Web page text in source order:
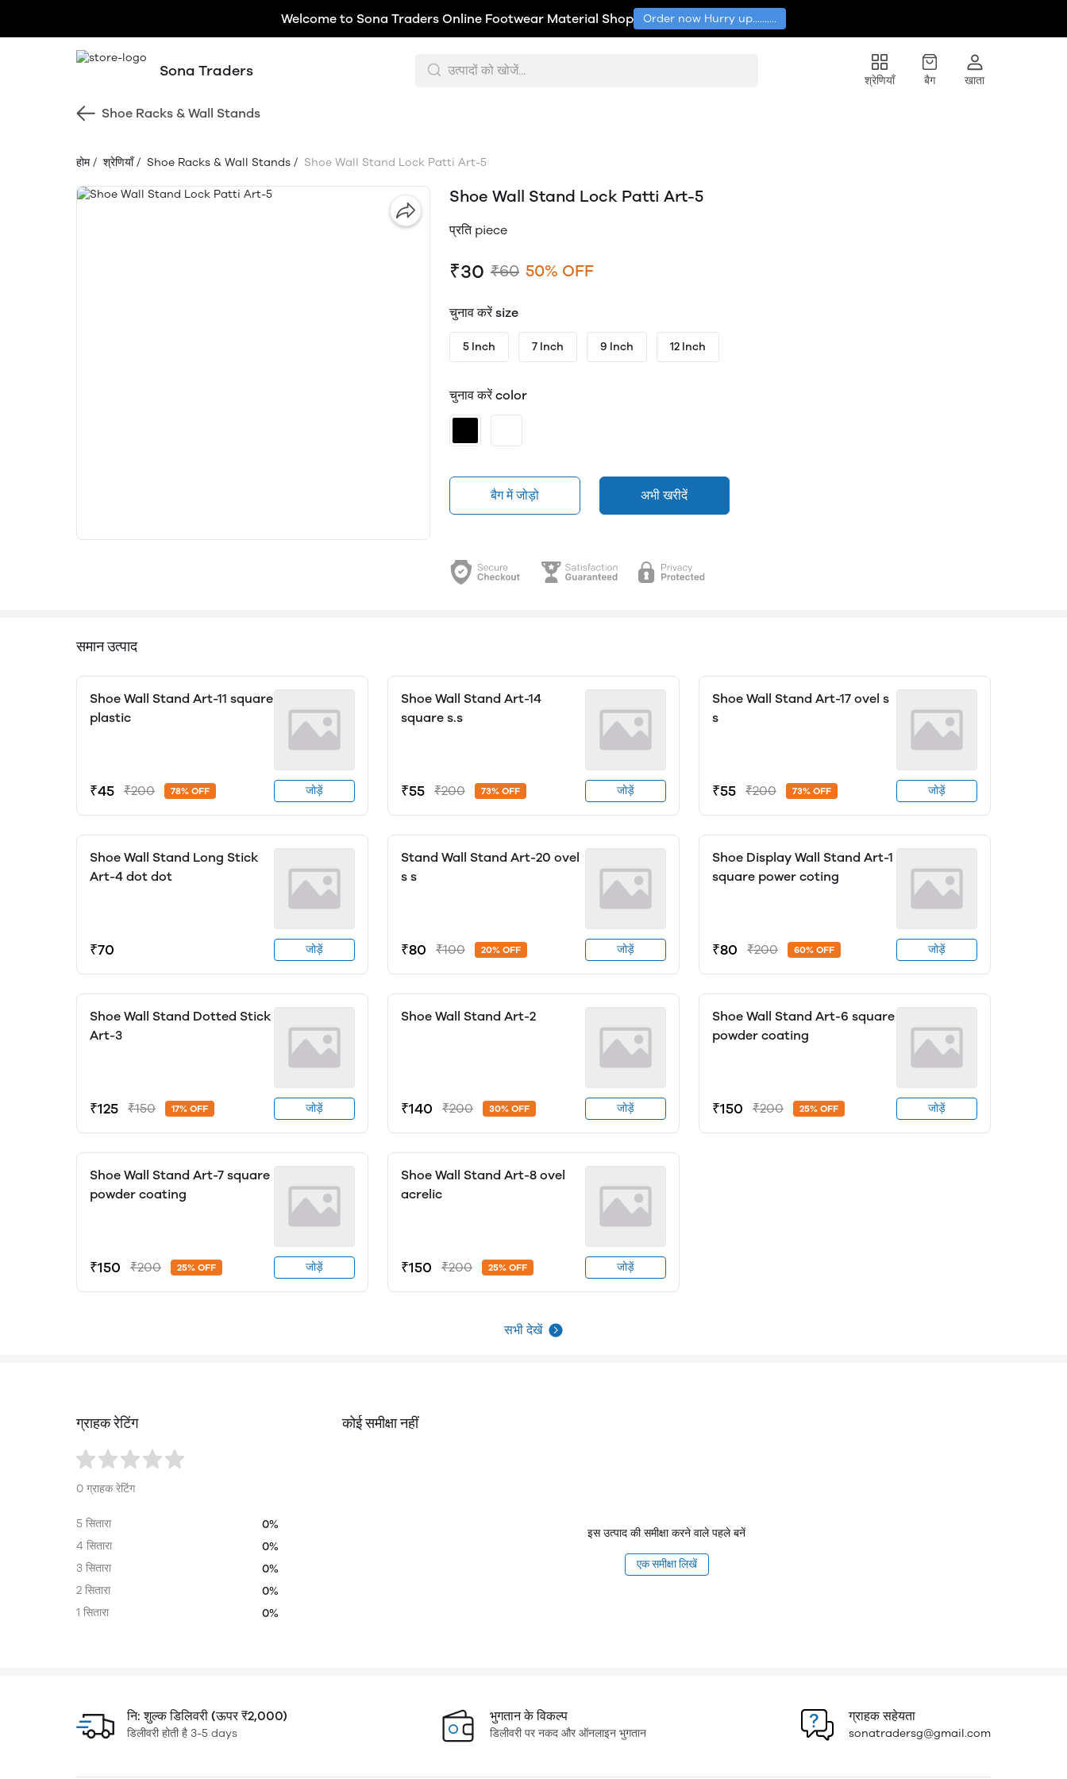
Welcome to Sona Traders Online Footwear Material Shop Order now Hurry up..........
Sona Traders
श्रेणियाँ बैग खाता
Shoe Racks & Wall Stands
होम/ श्रेणियाँ/ Shoe Racks & Wall Stands / Shoe Wall Stand Lock Patti Art-5
Shoe Wall Stand Lock Patti Art-5
प्रति piece
₹30 ₹60 50% OFF
चुनाव करें size
5 Inch 7 Inch 9 Inch 12 Inch
चुनाव करें color
बैग में जोड़ो अभी खरीदें
समान उत्पाद
Shoe Wall Stand Art-11 square
plastic
₹45 ₹200 78% OFF जोड़ें
Shoe Wall Stand Art-14
square s.s
₹55 ₹200 73% OFF जोड़ें
Shoe Wall Stand Art-17 ovel s
s
₹55 ₹200 73% OFF जोड़ें
Shoe Wall Stand Long Stick
Art-4 dot dot
₹70 जोड़ें
Stand Wall Stand Art-20 ovel
s s
₹80 ₹100 20% OFF जोड़ें
Shoe Display Wall Stand Art-1
square power coting
₹80 ₹200 60% OFF जोड़ें
Shoe Wall Stand Dotted Stick
Art-3
₹125 ₹150 17% OFF जोड़ें
Shoe Wall Stand Art-2
₹140 ₹200 30% OFF जोड़ें
Shoe Wall Stand Art-6 square
powder coating
₹150 ₹200 25% OFF जोड़ें
Shoe Wall Stand Art-7 square
powder coating
₹150 ₹200 25% OFF जोड़ें
Shoe Wall Stand Art-8 ovel
acrelic
₹150 ₹200 25% OFF जोड़ें
सभी देखें
ग्राहक रेटिंग
0 ग्राहक रेटिंग
5 सितारा
0%
4 सितारा
0%
3 सितारा
0%
2 सितारा
0%
1 सितारा
0%
कोई समीक्षा नहीं
इस उत्पाद की समीक्षा करने वाले पहले बनें
एक समीक्षा लिखें
नि: शुल्क डिलिवरी (ऊपर ₹2,000)
डिलीवरी होती है 3-5 days
भुगतान के विकल्प
डिलीवरी पर नकद और ऑनलाइन भुगतान
ग्राहक सहेयता
sonatradersg@gmail.com